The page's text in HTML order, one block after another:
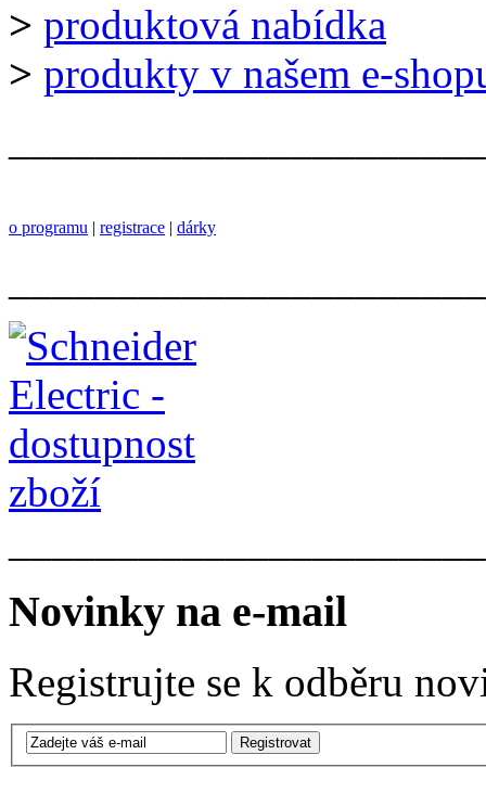
> produktová nabídka
> produkty v našem e-
o programu | registrace | dárky
Novinky na e-mail
Registrujte se k odběru